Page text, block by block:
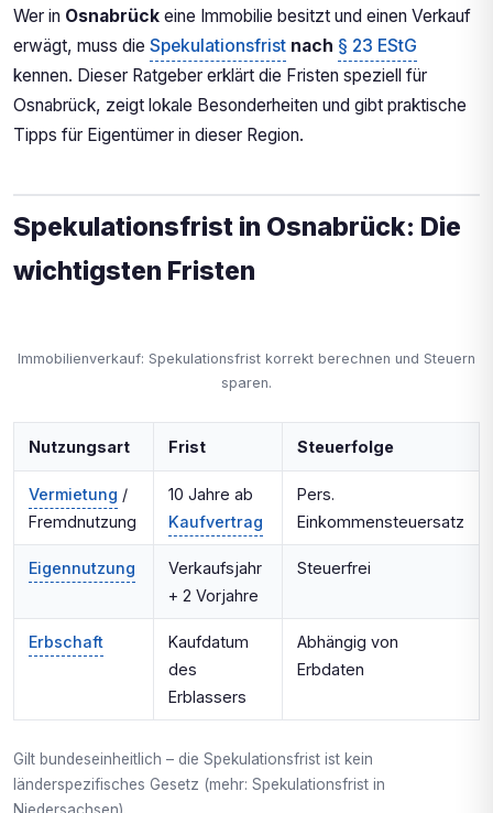
Spekulationsfrist in Osnabrück: Die 3
wichtigsten Regeln
Immobilienmarkt Osnabrück: Stabiler
Mittelstadtmarkt
Checkliste für Osnabrücker
Immobilieneigentümer
Wer in Osnabrück eine Immobilie besitzt und einen Verkauf
erwägt, muss die Spekulationsfrist nach § 23 EStG
kennen. Dieser Ratgeber erklärt die Fristen speziell für
Osnabrück, zeigt lokale Besonderheiten und gibt praktische
Tipps für Eigentümer in dieser Region.
Spekulationsfrist in Osnabrück: Die
wichtigsten Fristen
Immobilienverkauf: Spekulationsfrist korrekt berechnen und Steuern
sparen.
Nutzungsart Frist Steuerfolge
Vermietung /
Fremdnutzung
10 Jahre ab
Kaufvertrag
Pers.
Einkommensteuersatz
Eigennutzung
Verkaufsjahr
+ 2 Vorjahre
Steuerfrei
Erbschaft
Kaufdatum
des
Erblassers
Abhängig von
Erbdaten
Gilt bundeseinheitlich – die Spekulationsfrist ist kein
länderspezifisches Gesetz (mehr: Spekulationsfrist in